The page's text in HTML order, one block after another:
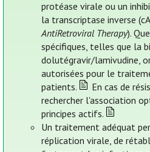
protéase virale ou un
la transcriptase inverse
AntiRetroviral Therapy).
spécifiques, telles que la
dolutégravir/lamivudine,
autorisées pour le
patients.
En cas de
rechercher l'association
principes actifs.
Un traitement adéquat
réplication virale, de